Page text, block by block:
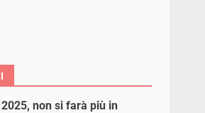
non si farà più in